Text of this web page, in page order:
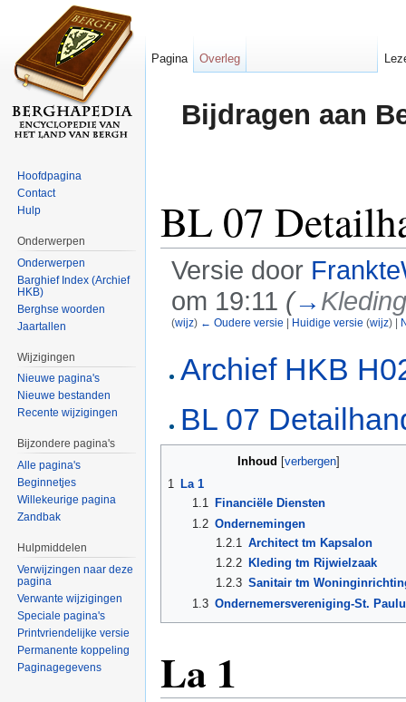
Bijdragen aan
BL 07
Versie door
om 19:11 (→
(wijz) ← Oudere versie Huidige versie (wijz) |
Archief HKB
BL 07
Inhoud verbergen]
1 La 1
1.1
Financiële Diensten
1.2 Ondernemingen
1.2.1
Architect tm Kapsalon
1.2.2 Kleding tm Rijwielzaak
1.2.3 Sanitair tm
1.3 Ondernemersvereniging-St.
La 1
Pagina Overleg
Hoofdpagina
Contact
Hulp
Onderwerpen
Onderwerpen
Barghief Index (Archief
HKB)
Berghse woorden
Jaartallen
Wijzigingen
Nieuwe pagina's
Nieuwe bestanden
Recente wijzigingen
Bijzondere pagina's
Alle pagina's
Beginnetjes
Willekeurige pagina
Zandbak
Hulpmiddelen
Verwijzingen naar deze
pagina
Verwante wijzigingen
Speciale pagina's
Printvriendelijke versie
Permanente koppeling
Paginagegevens